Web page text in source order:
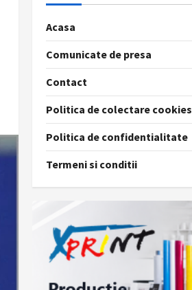
Acasa
Comunicate de presa
Contact
Politica de colectare cookies
Politica de confidentialitate
Termeni si conditii